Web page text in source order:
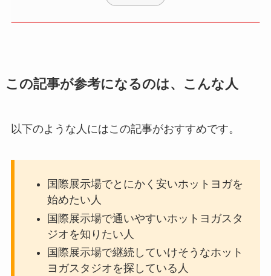
この記事が参考になるのは、こんな人
以下のような人にはこの記事がおすすめです。
国際展示場でとにかく安いホットヨガを
始めたい人
国際展示場で通いやすいホットヨガスタ
ジオを知りたい人
国際展示場で継続していけそうなホット
ヨガスタジオを探している人